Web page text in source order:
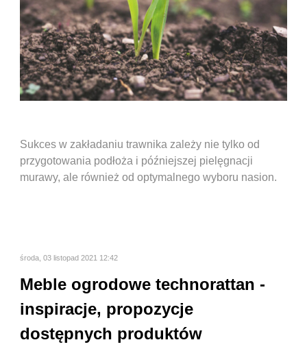
Sukces w zakładaniu trawnika zależy nie tylko od
przygotowania podłoża i późniejszej pielęgnacji
murawy, ale również od optymalnego wyboru nasion.
środa, 03 listopad 2021 12:42
Meble ogrodowe technorattan -
inspiracje, propozycje
dostępnych produktów